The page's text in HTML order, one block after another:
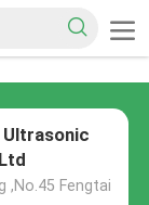
Ultrasonic
,No.45 Fengtai